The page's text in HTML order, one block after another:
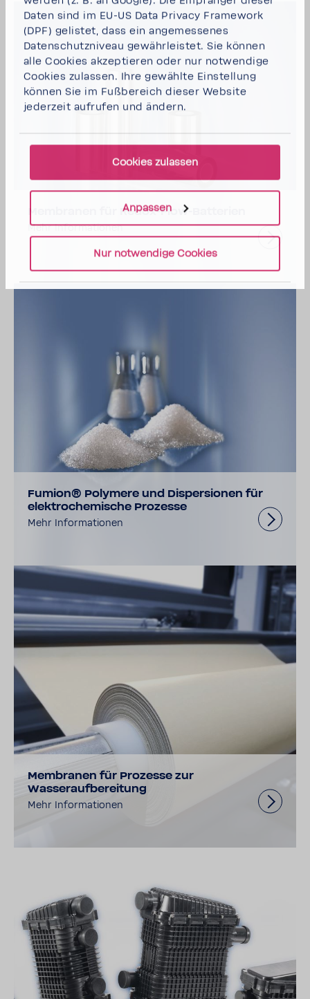
Daten sind im EU-US Data Privacy Framework
(DPF) gelistet, dass ein angemessenes
Datenschutzniveau gewährleistet. Sie können
alle Cookies akzeptieren oder nur notwendige
Cookies zulassen. Ihre gewählte Einstellung
können Sie im Fußbereich dieser Website
jederzeit aufrufen und ändern.
Cookies zulassen
Anpassen
Nur notwendige Cookies
Membranen für Redox-Flow-Batterien
Mehr Informationen
Fumion® Polymere und Dispersionen für
elektrochemische Prozesse
Mehr Informationen
Membranen für Prozesse zur
Wasseraufbereitung
Mehr Informationen